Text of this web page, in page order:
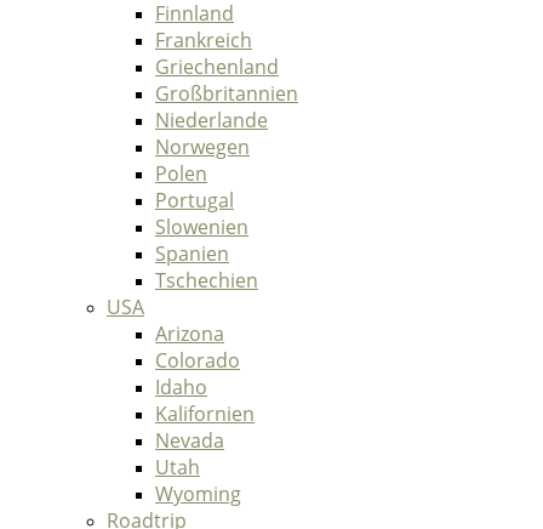
Finnland
Frankreich
Griechenland
Großbritannien
Niederlande
Norwegen
Polen
Portugal
Slowenien
Spanien
Tschechien
USA
Arizona
Colorado
Idaho
Kalifornien
Nevada
Utah
Wyoming
Roadtrip